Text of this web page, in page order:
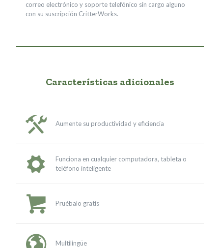
correo electrónico y soporte telefónico sin cargo alguno
con su suscripción CritterWorks.
Características adicionales
Aumente su productividad y eficiencia
Funciona en cualquier computadora, tableta o
teléfono inteligente
Pruébalo gratis
Multilingüe